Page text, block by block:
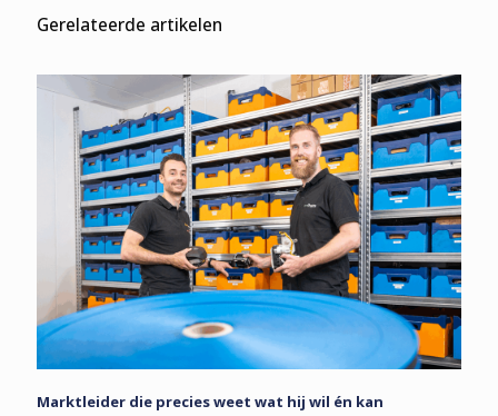
Gerelateerde artikelen
Marktleider die precies weet wat hij wil én kan